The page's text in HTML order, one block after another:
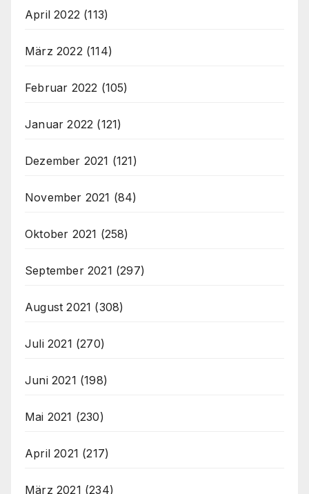
April 2022 (113)
März 2022 (114)
Februar 2022 (105)
Januar 2022 (121)
Dezember 2021 (121)
November 2021 (84)
Oktober 2021 (258)
September 2021 (297)
August 2021 (308)
Juli 2021 (270)
Juni 2021 (198)
Mai 2021 (230)
April 2021 (217)
März 2021 (234)